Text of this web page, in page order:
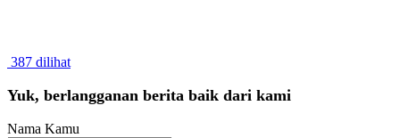
387 dilihat
Yuk, berlangganan berita baik dari kami
Nama Kamu